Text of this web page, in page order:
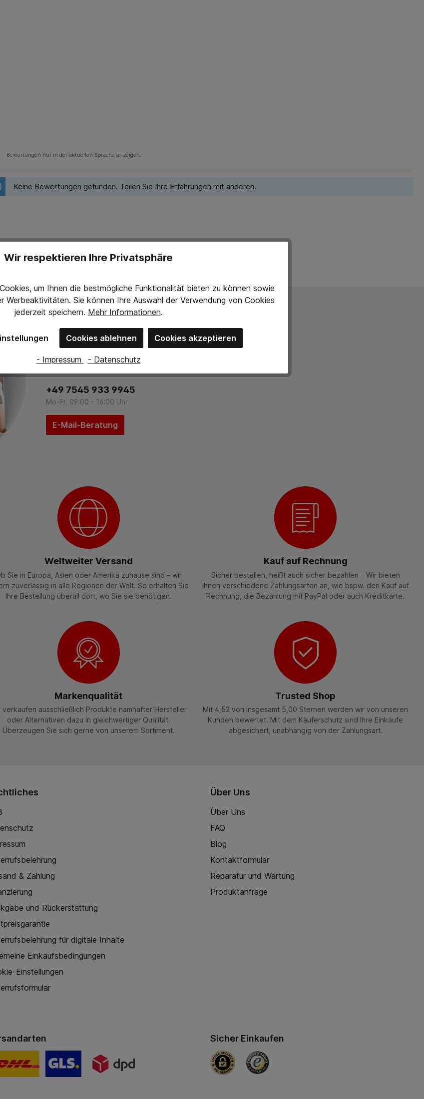
Bewertungen nur in der aktuellen Sprache anzeigen.
Keine Bewertungen gefunden. Teilen Sie Ihre Erfahrungen mit anderen.
Persönliche Beratung
Melden Sie sich gerne per Telefon oder E-Mail bei uns und wir
+49 7545 933 9945
Mo-Fr, 09:00 - 16:00 Uhr
E-Mail-Beratung
Weltweiter Versand
Sie in Europa, Asien oder Amerika zuhause sind – wir
zuverlässig in alle Regionen der Welt. So erhalten Sie
Ihre Bestellung überall dort, wo Sie sie benötigen.
Kauf auf Rechnung
Sicher bestellen, heißt auch sicher bezahlen – Wir bieten
Ihnen verschiedene Zahlungsarten an, wie bspw. den Kauf auf
Rechnung, die Bezahlung mit PayPal oder auch Kreditkarte.
Markenqualität
verkaufen ausschließlich Produkte namhafter Hersteller
oder Alternativen dazu in gleichwertiger Qualität.
Überzeugen Sie sich gerne von unserem Sortiment.
Trusted Shop
Mit 4,52 von insgesamt 5,00 Sternen werden wir von unseren
Kunden bewertet. Mit dem Käuferschutz sind Ihre Einkäufe
abgesichert, unabhängig von der Zahlungsart.
& Zahlung
und Rückerstattung
für digitale Inhalte
Einkaufsbedingungen
Einstellungen
Über Uns
Über Uns
FAQ
Blog
Kontaktformular
Reparatur und Wartung
Produktanfrage
Sicher Einkaufen
Wir respektieren Ihre Privatsphäre
um Ihnen die bestmögliche Funktionalität bieten zu können sowie
Werbeaktivitäten. Sie können Ihre Auswahl der Verwendung von Cookies
jederzeit speichern. Mehr Informationen.
Cookies ablehnen Cookies akzeptieren
- Impressum - Datenschutz